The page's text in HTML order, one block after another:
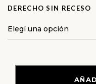
DERECHO SIN RECESO